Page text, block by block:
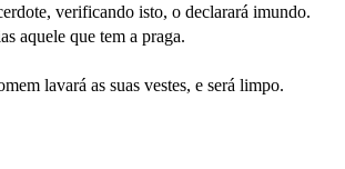
verificando isto, o declarará imundo.
aquele que tem a praga.
lavará as suas vestes, e será limpo.